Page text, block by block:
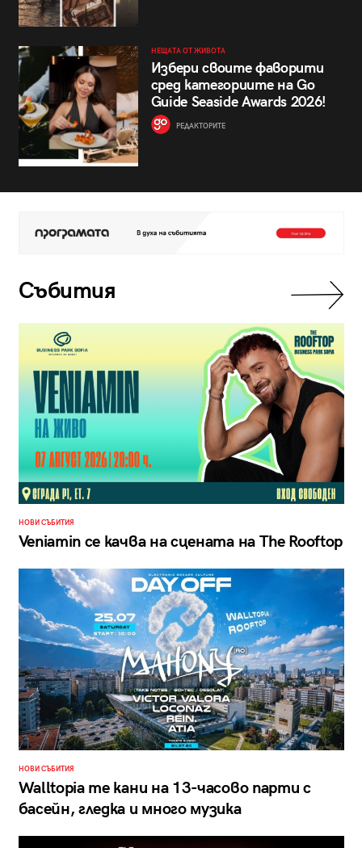
НЕЩАТА ОТ ЖИВОТА
Избери своите фаворити
сред категориите на Go
Guide Seaside Awards 2026!
РЕДАКТОРИТЕ
Събития
НОВИ СЪБИТИЯ
Veniamin се качва на сцената на The Rooftop
НОВИ СЪБИТИЯ
Walltopia те кани на 13-часово парти с
басейн, гледка и много музика